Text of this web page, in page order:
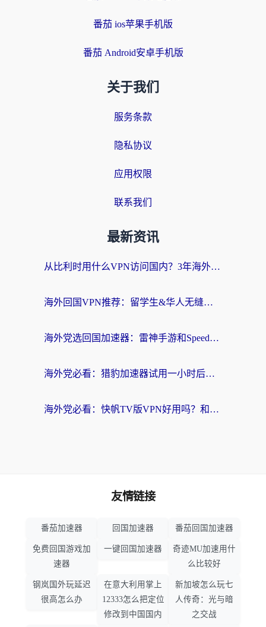
番茄 ios苹果手机版
番茄 Android安卓手机版
关于我们
服务条款
隐私协议
应用权限
联系我们
最新资讯
从比利时用什么VPN访问国内？3年海外党亲测有效的无缝回国上网指南
海外回国VPN推荐：留学生&华人无缝访问国内资源的实用指南
海外党选回国加速器：雷神手游和SpeedCN哪个好？附避坑指南
海外党必看：猎豹加速器试用一小时后，我终于找到无缝访问国内资源的正确姿势
海外党必看：快帆TV版VPN好用吗？和畅游VPN对比哪个回国效果更好？附实用选择指南
友情链接
番茄加速器 回国加速器 番茄回国加速器
免费回国游戏加
速器
一键回国加速器
奇迹MU加速用什
么比较好
钢岚国外玩延迟
很高怎么办
在意大利用掌上
12333怎么把定位
修改到中国国内
新加坡怎么玩七
人传奇：光与暗
之交战